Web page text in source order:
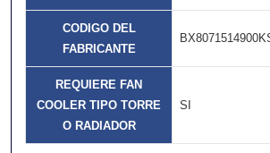
CODIGO DEL
FABRICANTE
REQUIERE FAN
COOLER TIPO TORRE
O RADIADOR
SI